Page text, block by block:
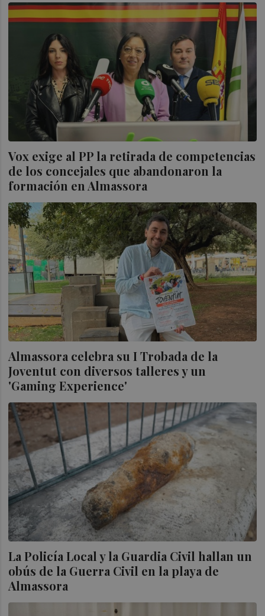
Vox exige al PP la retirada de competencias
de los concejales que abandonaron la
formación en Almassora
Almassora celebra su I Trobada de la
Joventut con diversos talleres y un
'Gaming Experience'
La Policía Local y la Guardia Civil hallan un
obús de la Guerra Civil en la playa de
Almassora